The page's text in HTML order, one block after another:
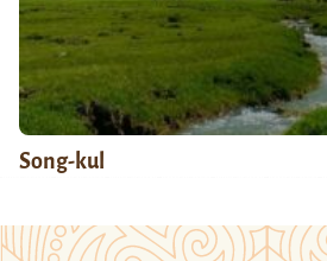
Song-kul